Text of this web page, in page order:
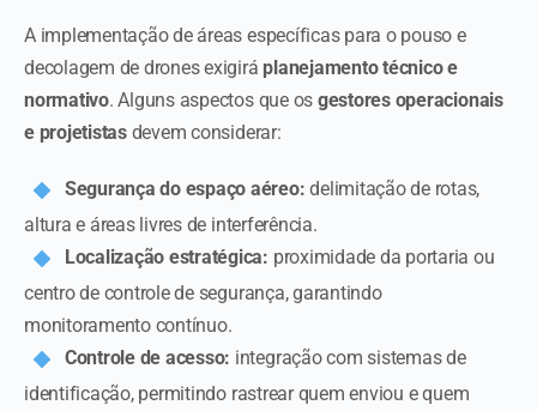
A implementação de áreas específicas para o pouso e
decolagem de drones exigirá planejamento técnico e
normativo. Alguns aspectos que os gestores operacionais
e projetistasdevem considerar:
Segurança do espaço aéreo: delimitação de rotas,
altura e áreas livres de interferência.
Localização estratégica: proximidade da portaria ou
centro de controle de segurança, garantindo
monitoramento contínuo.
Controle de acesso: integração com sistemas de
identificação, permitindo rastrear quem enviou e quem